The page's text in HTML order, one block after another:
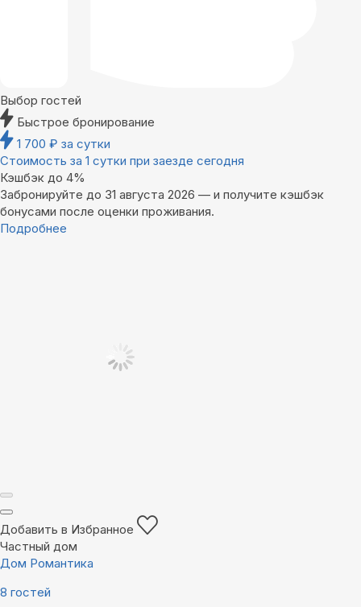
Выбор гостей
Быстрое бронирование
1 700 ₽ за сутки
Стоимость за 1 сутки при заезде сегодня
Кэшбэк до 4%
Забронируйте до 31 августа 2026 — и получите кэшбэк
бонусами после оценки проживания.
Подробнее
Добавить в Избранное
Частный дом
Дом Романтика
8 гостей